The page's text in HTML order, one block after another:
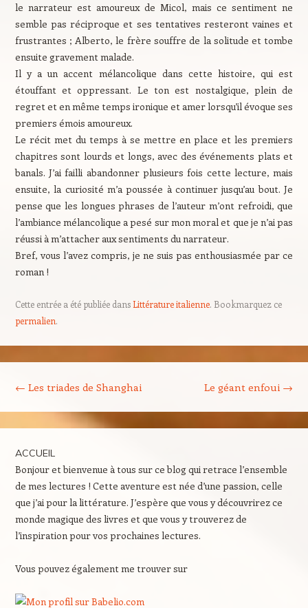
le narrateur est amoureux de Micol, mais ce sentiment ne
semble pas réciproque et ses tentatives resteront vaines et
frustrantes ; Alberto, le frère souffre de la solitude et tombe
ensuite gravement malade.
Il y a un accent mélancolique dans cette histoire, qui est
étouffant et oppressant. Le ton est nostalgique, plein de
regret et en même temps ironique et amer lorsqu’il évoque ses
premiers émois amoureux.
Le récit met du temps à se mettre en place et les premiers
chapitres sont lourds et longs, avec des événements plats et
banals. J’ai failli abandonner plusieurs fois cette lecture, mais
ensuite, la curiosité m’a poussée à continuer jusqu’au bout. Je
pense que les longues phrases de l’auteur m’ont refroidi, que
l’ambiance mélancolique a pesé sur mon moral et que je n’ai pas
réussi à m’attacher aux sentiments du narrateur.
Bref, vous l’avez compris, je ne suis pas enthousiasmée par ce
roman !
Cette entrée a été publiée dansLittérature italienne. Bookmarquez ce
permalien.
← Les triades de Shanghai Le géant enfoui →
ACCUEIL
Bonjour et bienvenue à tous sur ce blog qui retrace l’ensemble
de mes lectures ! Cette aventure est née d’une passion, celle
que j’ai pour la littérature. J’espère que vous y découvrirez ce
monde magique des livres et que vous y trouverez de
l’inspiration pour vos prochaines lectures.
Vous pouvez également me trouver sur